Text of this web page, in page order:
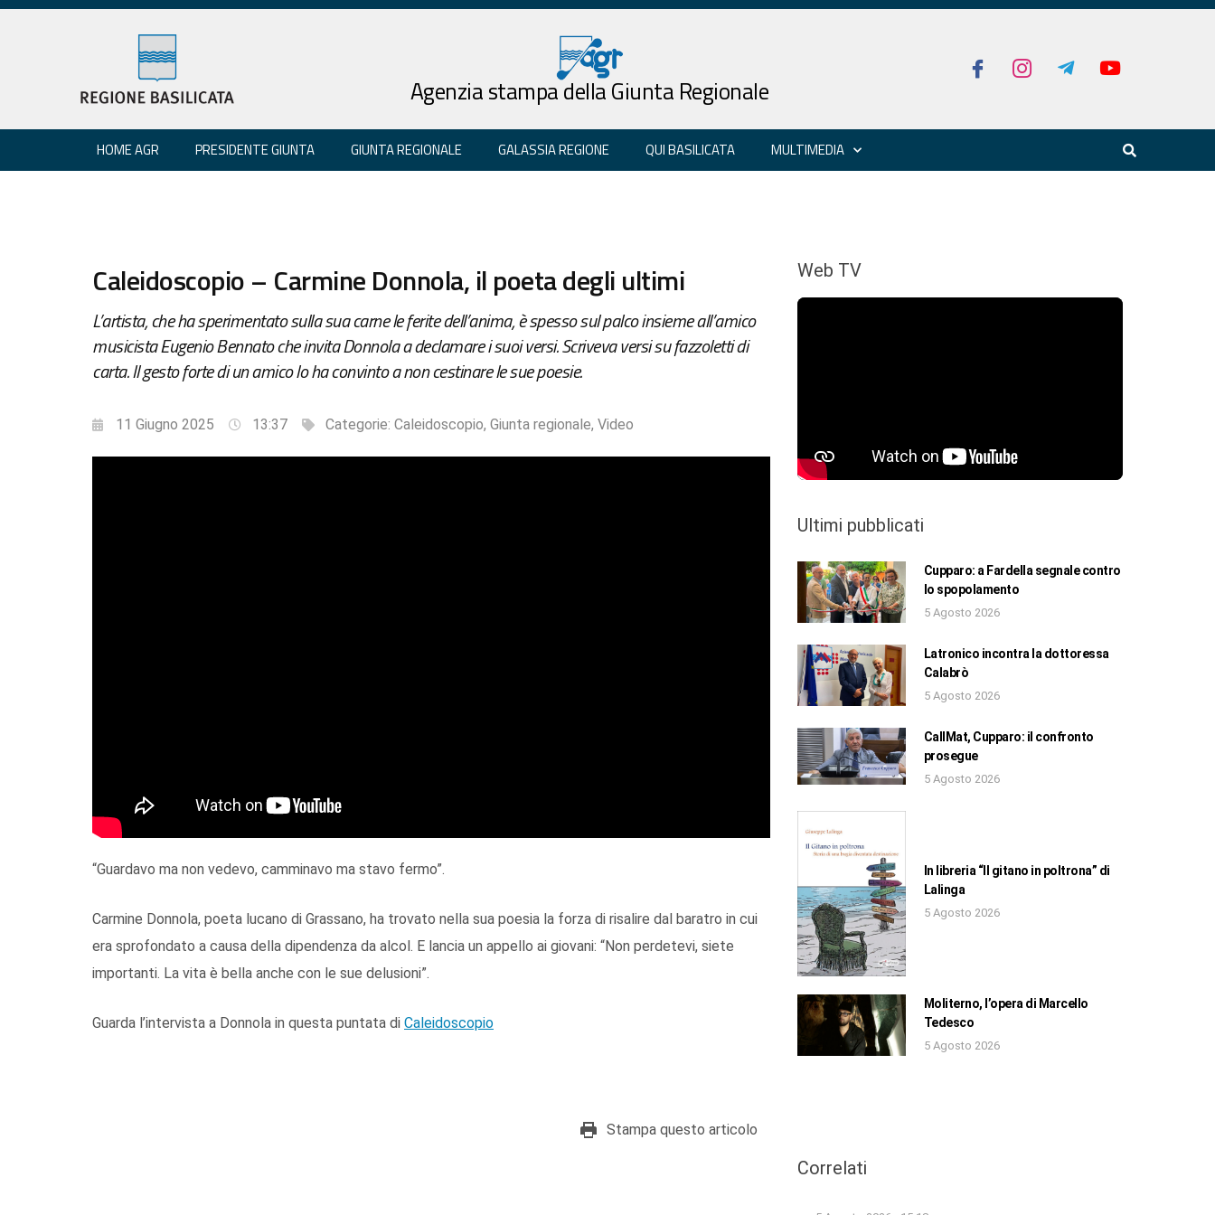
Agenzia stampa della Giunta Regionale
HOME AGR PRESIDENTE GIUNTA GIUNTA REGIONALE GALASSIA REGIONE QUI BASILICATA MULTIMEDIA
Caleidoscopio – Carmine Donnola, il poeta degli ultimi
L’artista, che ha sperimentato sulla sua carne le ferite dell’anima, è spesso sul palco insieme all’amico
musicista Eugenio Bennato che invita Donnola a declamare i suoi versi. Scriveva versi su fazzoletti di
carta. Il gesto forte di un amico lo ha convinto a non cestinare le sue poesie.
11 Giugno 2025 13:37 Categorie: Caleidoscopio, Giunta regionale, Video
“Guardavo ma non vedevo, camminavo ma stavo fermo”.
Carmine Donnola, poeta lucano di Grassano, ha trovato nella sua poesia la forza di risalire dal baratro in cui
era sprofondato a causa della dipendenza da alcol. E lancia un appello ai giovani: “Non perdetevi, siete
importanti. La vita è bella anche con le sue delusioni”.
Guarda l’intervista a Donnola in questa puntata di Caleidoscopio
Stampa questo articolo
Web TV
Ultimi pubblicati
Cupparo: a Fardella segnale contro
lo spopolamento
5 Agosto 2026
Latronico incontra la dottoressa
Calabrò
5 Agosto 2026
CallMat, Cupparo: il confronto
prosegue
5 Agosto 2026
In libreria “Il gitano in poltrona” di
Lalinga
5 Agosto 2026
Moliterno, l’opera di Marcello
Tedesco
5 Agosto 2026
Correlati